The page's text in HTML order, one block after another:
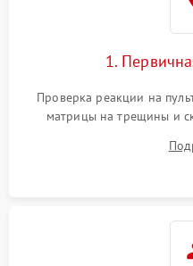
1.
Проверка реакции на
матрицы на трещины и
подсветки и индикаторов
источников сигнала для